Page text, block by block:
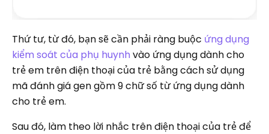
Thứ tư, từ đó, bạn sẽ cần phải ràng buộc ứng dụng
kiểm soát của phụ huynh vào ứng dụng dành cho
trẻ em trên điện thoại của trẻ bằng cách sử dụng
mã đánh giá gen gồm 9 chữ số từ ứng dụng dành
cho trẻ em.
Sau đó, làm theo lời nhắc trên điện thoại của trẻ để